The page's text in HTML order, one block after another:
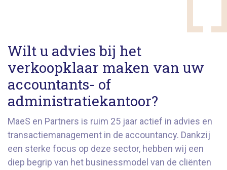
Wilt u advies bij het
verkoopklaar maken van uw
accountants- of
administratiekantoor?
MaeS en Partners is ruim 25 jaar actief in advies en
transactiemanagement in de accountancy. Dankzij
een sterke focus op deze sector, hebben wij een
diep begrip van het businessmodel van de cliënten